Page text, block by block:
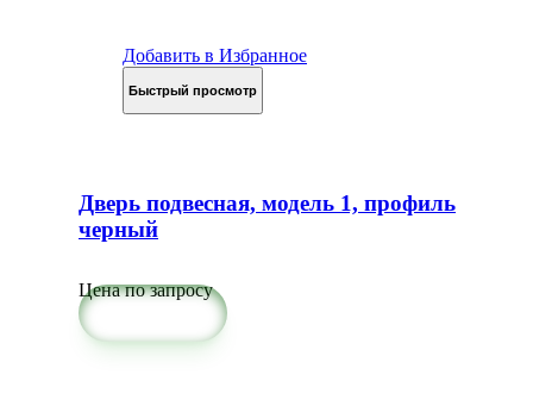
Добавить в Избранное
Быстрый просмотр
Дверь подвесная, модель 1, профиль
черный
Цена по запросу